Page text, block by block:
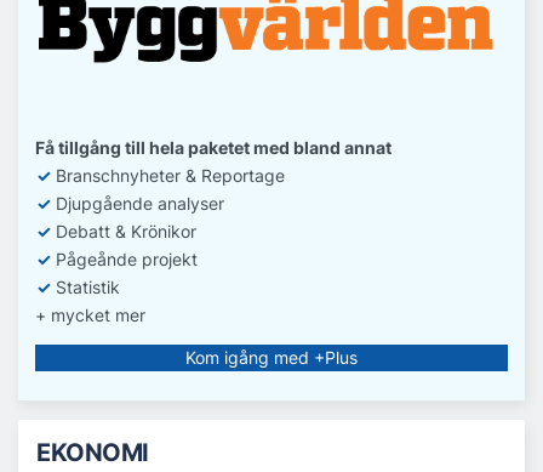
Få tillgång till hela paketet med bland annat
✓ Branschnyheter & Reportage
✓ Djupgående analyser
✓ Debatt & Krönikor
✓ Pågeånde projekt
✓ Statistik
+ mycket mer
Kom igång med +Plus
EKONOMI